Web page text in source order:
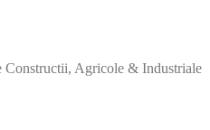
Constructii, Agricole & Industriale